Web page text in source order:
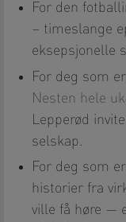
For den
– timeslange
eksepsjonelle
For deg som
Nesten hele
Lepperød
selskap.
For deg som
historier fra
ville få høre —